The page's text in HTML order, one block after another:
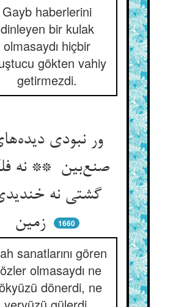
Gayb haberlerini
dinleyen bir kulak
olmasaydı hiçbir
gökten vahiy
getirmezdi.
ور نبودی
صنع‌بین ** نه
گشتی نه
1660
sanatlarını gören
olmasaydı ne
dönerdi, ne